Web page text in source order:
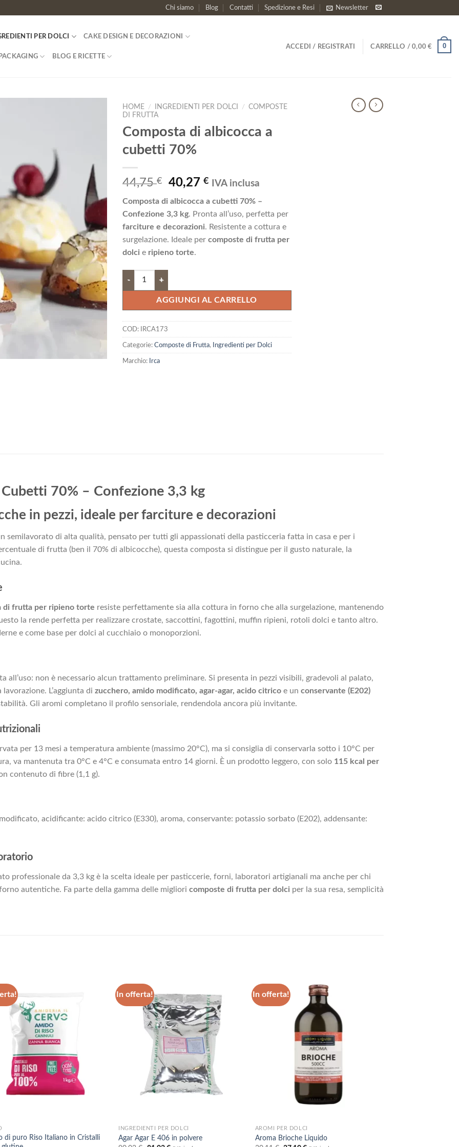
Chi siamo Blog Contatti Spedizione e Resi Newsletter
PER DOLCI CAKE DESIGN E DECORAZIONI
PACKAGING BLOG E RICETTE
ACCEDI / REGISTRATI CARRELLO / 0,00€ 0
HOME / INGREDIENTI PER DOLCI / COMPOSTE
DI FRUTTA
Composta di albicocca a
cubetti 70%
44,75€
Il
originale
era:
44,75 €.
40,27€Il
attuale
è:
40,27 €.
IVA inclusa
Composta di albicocca a cubetti 70% –
Confezione 3,3 kg. Pronta all’uso, perfetta per
farciture e decorazioni. Resistente a cottura e
surgelazione. Ideale per composte di frutta per
dolci e ripieno torte.
Composta di albicocca a cubetti 70% quantità
AGGIUNGI AL CARRELLO
COD: IRCA173
Categorie: Composte di Frutta, Ingredienti per Dolci
Marchio: Irca
70% – Confezione 3,3 kg
in pezzi, ideale per farciture e decorazioni
semilavorato di alta qualità, pensato per tutti gli appassionati della pasticceria fatta in casa e per i
di frutta (ben il 70% di albicocche), questa composta si distingue per il gusto naturale, la
di frutta per ripieno torte resiste perfettamente sia alla cottura in forno che alla surgelazione, mantenendo
la rende perfetta per realizzare crostate, saccottini, fagottini, muffin ripieni, rotoli dolci e tanto altro.
e come base per dolci al cucchiaio o monoporzioni.
all’uso: non è necessario alcun trattamento preliminare. Si presenta in pezzi visibili, gradevoli al palato,
L’aggiunta di zucchero, amido modificato, agar-agar, acido citrico e un conservante (E202)
Gli aromi completano il profilo sensoriale, rendendola ancora più invitante.
per 13 mesi a temperatura ambiente (massimo 20°C), ma si consiglia di conservarla sotto i 10°C per
va mantenuta tra 0°C e 4°C e consumata entro 14 giorni. È un prodotto leggero, con solo 115 kcal per
contenuto di fibre (1,1 g).
acidificante: acido citrico (E330), aroma, conservante: potassio sorbato (E202), addensante:
professionale da 3,3 kg è la scelta ideale per pasticcerie, forni, laboratori artigianali ma anche per chi
autentiche. Fa parte della gamma delle migliori composte di frutta per dolci per la sua resa, semplicità
di puro Riso Italiano in Cristalli
In offerta!
Aggiungi
alla lista
desideri
INGREDIENTI PER DOLCI
Agar Agar E 406 in polvere
In offerta!
AROMI PER DOLCI
Aroma Brioche Liquido